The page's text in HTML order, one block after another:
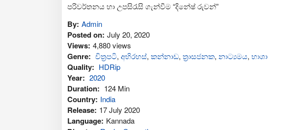
පරිවර්තනය හා උපසිරැසි ගැන්වීම “දිනේෂ් රුවන්”
By: Admin
Posted on: July 20, 2020
Views: 4,880 views
Genre: චිත්‍රපටි, අභිරහස්, කන්නාඩ, ත්‍රාසජනක, නාට්‍යමය, භාශා
Quality: HDRip
Year: 2020
Duration: 124 Min
Country: India
Release: 17 July 2020
Language: Kannada